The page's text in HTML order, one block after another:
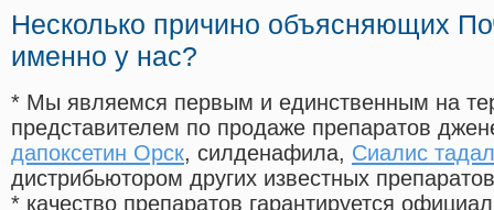
Несколько причино объясняющих
именно у нас?
* Мы являемся первым и единственным на
представителем по продаже препаратов
дапоксетин Орск, силденафила, Сиалис
дистрибьютором других известных препаратов
* качество препаратов гарантируется